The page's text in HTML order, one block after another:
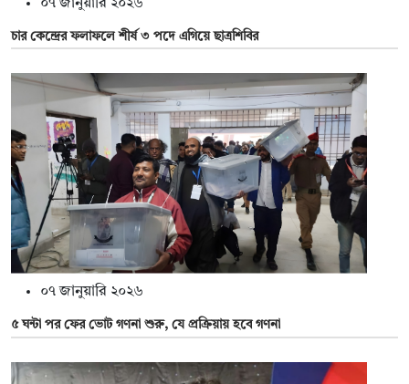
০৭ জানুয়ারি ২০২৬
চার কেন্দ্রের ফলাফলে শীর্ষ ৩ পদে এগিয়ে ছাত্রশিবির
০৭ জানুয়ারি ২০২৬
৫ ঘন্টা পর ফের ভোট গণনা শুরু, যে প্রক্রিয়ায় হবে গণনা